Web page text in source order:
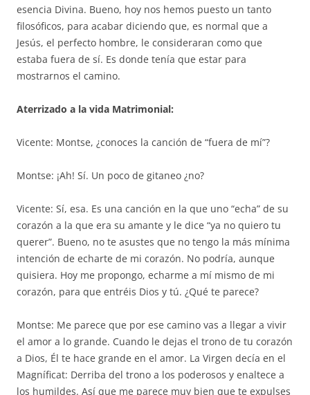
esencia Divina. Bueno, hoy nos hemos puesto un tanto
filosóficos, para acabar diciendo que, es normal que a
Jesús, el perfecto hombre, le consideraran como que
estaba fuera de sí. Es donde tenía que estar para
mostrarnos el camino.
Aterrizado a la vida Matrimonial:
Vicente: Montse, ¿conoces la canción de “fuera de mí”?
Montse: ¡Ah! Sí. Un poco de gitaneo ¿no?
Vicente: Sí, esa. Es una canción en la que uno “echa” de su
corazón a la que era su amante y le dice “ya no quiero tu
querer”. Bueno, no te asustes que no tengo la más mínima
intención de echarte de mi corazón. No podría, aunque
quisiera. Hoy me propongo, echarme a mí mismo de mi
corazón, para que entréis Dios y tú. ¿Qué te parece?
Montse: Me parece que por ese camino vas a llegar a vivir
el amor a lo grande. Cuando le dejas el trono de tu corazón
a Dios, Él te hace grande en el amor. La Virgen decía en el
Magníficat: Derriba del trono a los poderosos y enaltece a
los humildes. Así que me parece muy bien que te expulses